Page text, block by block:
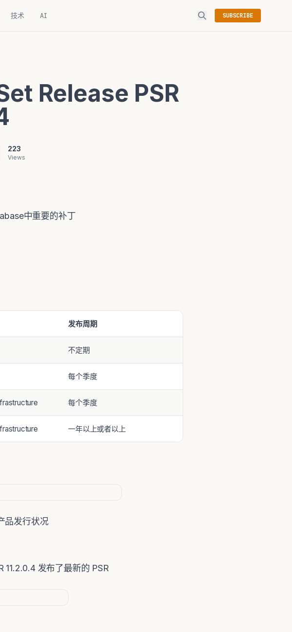
技术 AI SUBSCRIBE
Release PSR
223
Views
中重要的补丁
发布周期
不定期
每个季度
每个季度
一年以上或者以上
品发行状况
发布了最新的 PSR